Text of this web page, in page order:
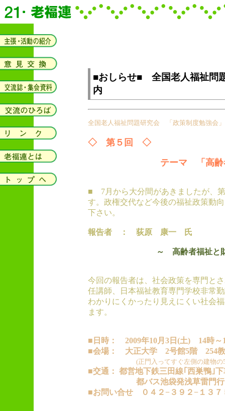
■おしらせ■ 全国老人福祉問
内
全国老人福祉問題研究会 「政策制度勉強会
◇ 第５回 ◇
テーマ 「高齢
■ 7月から大分間があきましたが、
す。政権交代など今後の福祉政策動
下さい。
報告者 ： 荻原 康一 氏
～ 高齢者福祉
今回の報告者は、社会政策を専門と
任講師、日本福祉教育専門学校非常
わかりにくかったり見えにくい社会
ます。
■日時： 2009年10月3日(土) 14時～
■会場： 大正大学 2号館5階 254
(正門入ってすぐ左側の建物の
■交通： 都営地下鉄三田線｢西巣鴨｣
都バス池袋発浅草雷門
■お問い合せ ０４２−３９２−１３